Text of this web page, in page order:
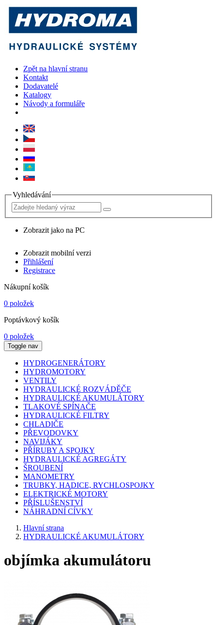
Zpět na hlavní stranu
Kontakt
Dodavatelé
Katalogy
Návody a formuláře
Vyhledávání
Zobrazit jako na PC
Zobrazit mobilní verzi
Přihlášení
Registrace
Nákupní košík
0 položek
Poptávkový košík
0 položek
Toggle nav
HYDROGENERÁTORY
HYDROMOTORY
VENTILY
HYDRAULICKÉ ROZVÁDĚČE
HYDRAULICKÉ AKUMULÁTORY
TLAKOVÉ SPÍNAČE
HYDRAULICKÉ FILTRY
CHLADIČE
PŘEVODOVKY
NAVIJÁKY
PŘÍRUBY A SPOJKY
HYDRAULICKÉ AGREGÁTY
ŠROUBENÍ
MANOMETRY
TRUBKY, HADICE, RYCHLOSPOJKY
ELEKTRICKÉ MOTORY
PŘÍSLUŠENSTVÍ
NÁHRADNÍ CÍVKY
Hlavní strana
HYDRAULICKÉ AKUMULÁTORY
objímka akumulátoru